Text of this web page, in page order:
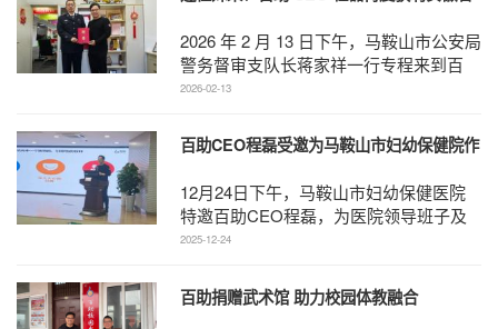
2026 年 2 月 13 日下午，马鞍山市公安局
警务督审支队长蒋家祥一行专程来到百
助，为公司 CEO 程磊现场颁发安徽省公
2026-02-13
百助CEO程磊受邀为马鞍山市妇幼保健院作
12月24日下午，马鞍山市妇幼保健医院
特邀百助CEO程磊，为医院领导班子及
各科室专家骨干带来了一场题为《预见趋
2025-12-24
百助捐赠武术馆 助力校园体教融合